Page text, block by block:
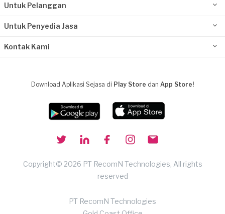
Untuk Pelanggan
Untuk Penyedia Jasa
Kontak Kami
Download Aplikasi Sejasa di Play Store dan App Store!
Copyright© 2026 PT RecomN Technologies, All rights
reserved
PT RecomN Technologies